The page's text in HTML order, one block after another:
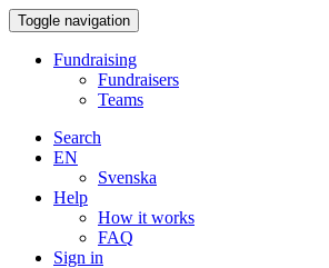
Toggle navigation
Fundraising
Fundraisers
Teams
Search
EN
Svenska
Help
How it works
FAQ
Sign in